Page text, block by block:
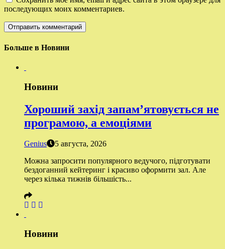
последующих моих комментариев.
Больше в Новини
Новини
Хороший захід запам’ятовується не
програмою, а емоціями
Genius
5 августа, 2026
Можна запросити популярного ведучого, підготувати
бездоганний кейтеринг і красиво оформити зал. Але
через кілька тижнів більшість...
Новини